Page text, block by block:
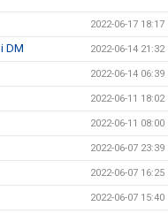
2022-06-17 18:17
DM 2022-06-14 21:32
2022-06-14 06:39
2022-06-11 18:02
2022-06-11 08:00
2022-06-07 23:39
2022-06-07 16:25
2022-06-07 15:40